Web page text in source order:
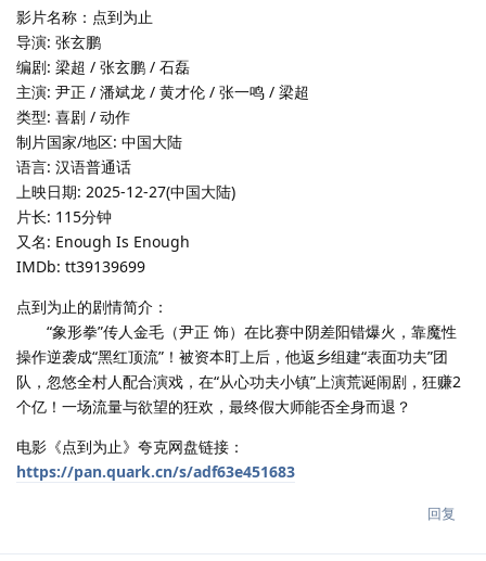
影片名称：点到为止
导演: 张玄鹏
编剧: 梁超 / 张玄鹏 / 石磊
主演: 尹正 / 潘斌龙 / 黄才伦 / 张一鸣 / 梁超
类型: 喜剧 / 动作
制片国家/地区: 中国大陆
语言: 汉语普通话
上映日期: 2025-12-27(中国大陆)
片长: 115分钟
又名: Enough Is Enough
IMDb: tt39139699
点到为止的剧情简介：
“象形拳”传人金毛（尹正 饰）在比赛中阴差阳错爆火，靠魔性
操作逆袭成“黑红顶流”！被资本盯上后，他返乡组建“表面功夫”团
队，忽悠全村人配合演戏，在“从心功夫小镇”上演荒诞闹剧，狂赚2
个亿！一场流量与欲望的狂欢，最终假大师能否全身而退？
电影《点到为止》夸克网盘链接：
https://pan.quark.cn/s/adf63e451683
回复